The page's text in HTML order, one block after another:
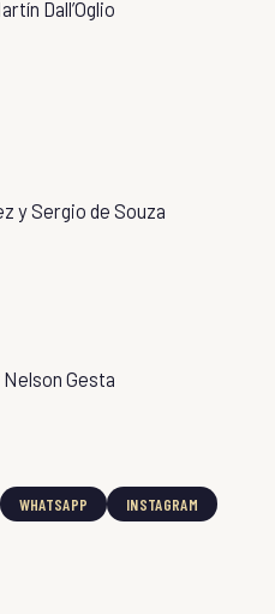
Dall’Oglio
y Sergio de Souza
Gesta
WHATSAPP INSTAGRAM